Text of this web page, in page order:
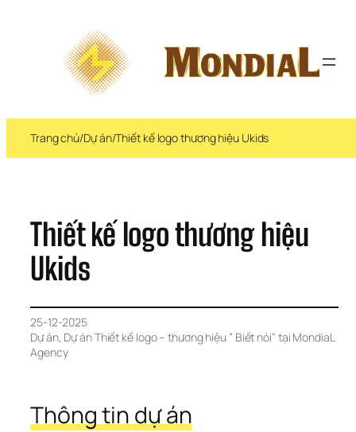
Trang chủ/Dự án/Thiết kế logo thương hiệu Ukids
Thiết kế logo thương hiệu
Ukids
25-12-2025
Dự án, Dự án Thiết kế logo – thương hiệu ” Biết nói” tại MondiaL
Agency
Thông tin dự án